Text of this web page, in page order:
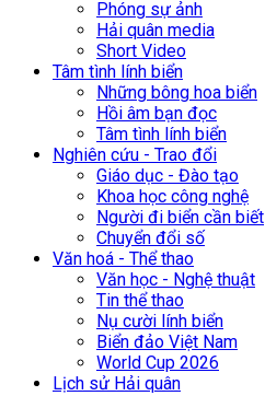
Phóng sự ảnh
Hải quân media
Short Video
Tâm tình lính biển
Những bông hoa biển
Hồi âm bạn đọc
Tâm tình lính biển
Nghiên cứu - Trao đổi
Giáo dục - Đào tạo
Khoa học công nghệ
Người đi biển cần biết
Chuyển đổi số
Văn hoá - Thể thao
Văn học - Nghệ thuật
Tin thể thao
Nụ cười lính biển
Biển đảo Việt Nam
World Cup 2026
Lịch sử Hải quân